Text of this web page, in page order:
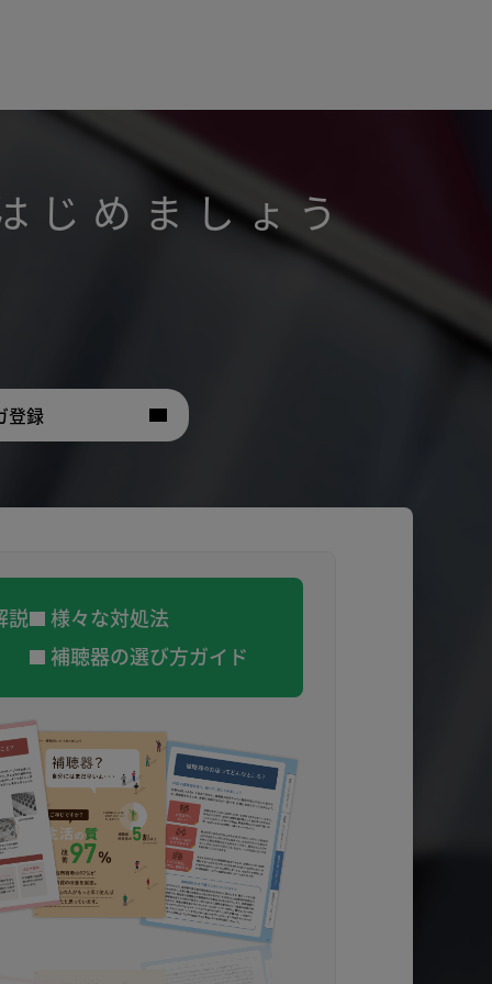
じめましょう
登録
説
様々な対処法
補聴器の選び方ガイド